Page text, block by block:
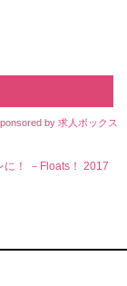
by 求人ボックス
に！ －Floats！ 2017